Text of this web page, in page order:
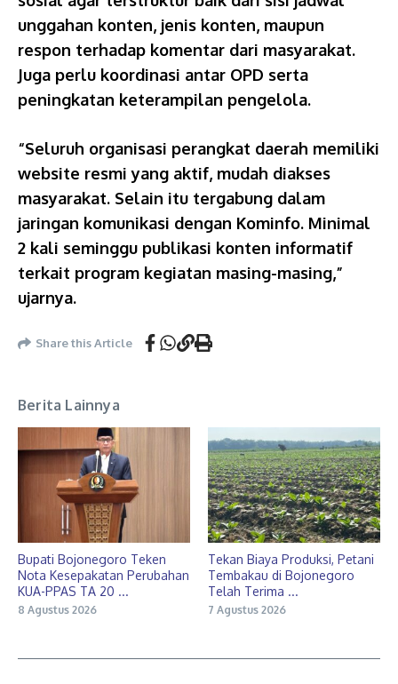
unggahan konten, jenis konten, maupun
respon terhadap komentar dari masyarakat.
Juga perlu koordinasi antar OPD serta
peningkatan keterampilan pengelola.
“Seluruh organisasi perangkat daerah memiliki
website resmi yang aktif, mudah diakses
masyarakat. Selain itu tergabung dalam
jaringan komunikasi dengan Kominfo. Minimal
2 kali seminggu publikasi konten informatif
terkait program kegiatan masing-masing,”
ujarnya.
Share this Article
Berita Lainnya
Bupati Bojonegoro Teken
Nota Kesepakatan Perubahan
KUA-PPAS TA 20 ...
8 Agustus 2026
Tekan Biaya Produksi, Petani
Tembakau di Bojonegoro
Telah Terima ...
7 Agustus 2026